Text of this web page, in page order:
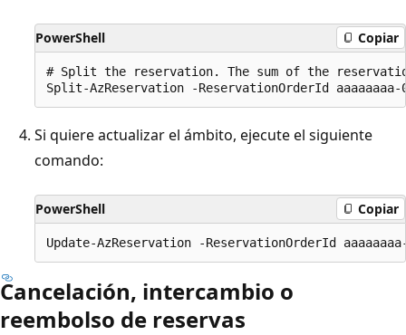
PowerShell Copiar
# Split the reservation. The sum of the
Si quiere actualizar el ámbito, ejecute el siguiente
comando:
PowerShell Copiar
Cancelación, intercambio o
reembolso de reservas